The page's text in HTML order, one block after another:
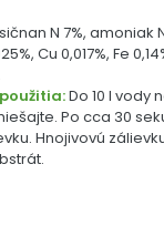
N 7%, amoniak
Cu 0,017%, Fe
Do 10 l vody
Po cca 30
Hnojivovú